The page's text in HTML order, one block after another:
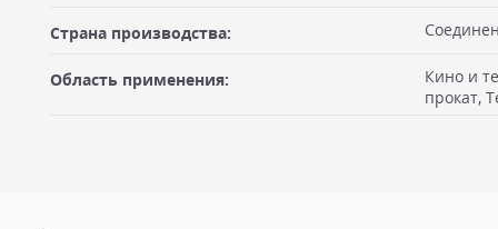
ДОСТАВКА
Самовывоз из офиса
Оставить отзыв
Ваше имя
Страна производства:
Область применения:
Кино и
прокат,